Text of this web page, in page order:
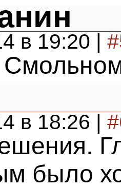
в 19:20 |
в 18:26 |
было